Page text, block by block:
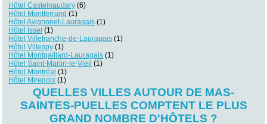
Hôtel Castelnaudary (6)
Hôtel Montferrand (1)
Hôtel Avignonet-Lauragais (1)
Hôtel Issel (1)
Hôtel Villefranche-de-Lauragais (1)
Hôtel Villespy (1)
Hôtel Montgaillard-Lauragais (1)
Hôtel Saint-Martin-le-Vieil (1)
Hôtel Montréal (1)
Hôtel Mirepoix (1)
QUELLES VILLES AUTOUR DE MAS-
SAINTES-PUELLES COMPTENT LE PLUS
GRAND NOMBRE D'HÔTELS ?